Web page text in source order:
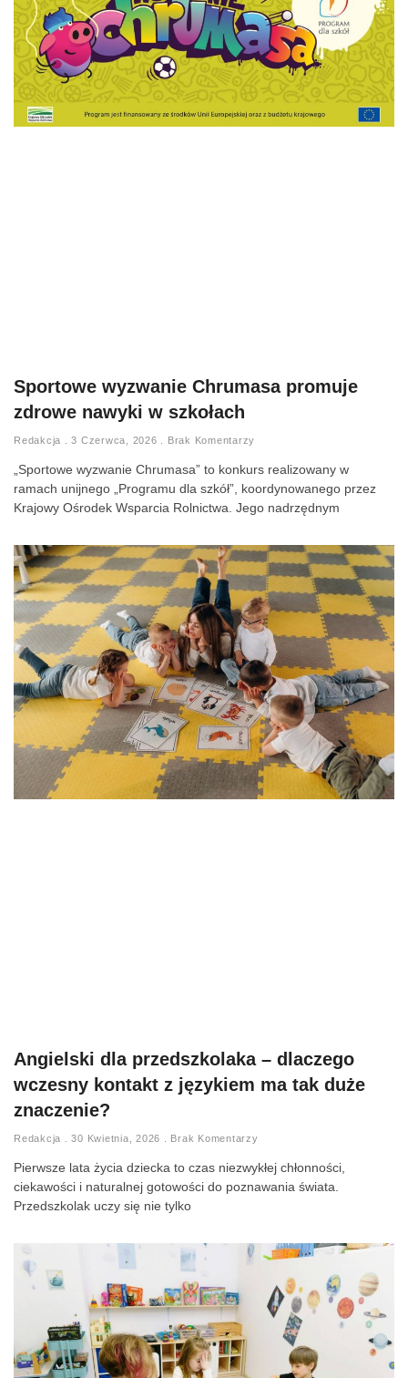
Sportowe wyzwanie Chrumasa promuje
zdrowe nawyki w szkołach
Redakcja 3 Czerwca, 2026 Brak Komentarzy
„Sportowe wyzwanie Chrumasa” to konkurs realizowany w
ramach unijnego „Programu dla szkół”, koordynowanego przez
Krajowy Ośrodek Wsparcia Rolnictwa. Jego nadrzędnym
Angielski dla przedszkolaka – dlaczego
wczesny kontakt z językiem ma tak duże
znaczenie?
Redakcja 30 Kwietnia, 2026 Brak Komentarzy
Pierwsze lata życia dziecka to czas niezwykłej chłonności,
ciekawości i naturalnej gotowości do poznawania świata.
Przedszkolak uczy się nie tylko